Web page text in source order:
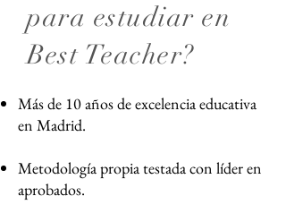
para estudiar en
Best Teacher?
Más de 10 años de excelencia educativa
en Madrid.
Metodología propia testada con líder en
aprobados.